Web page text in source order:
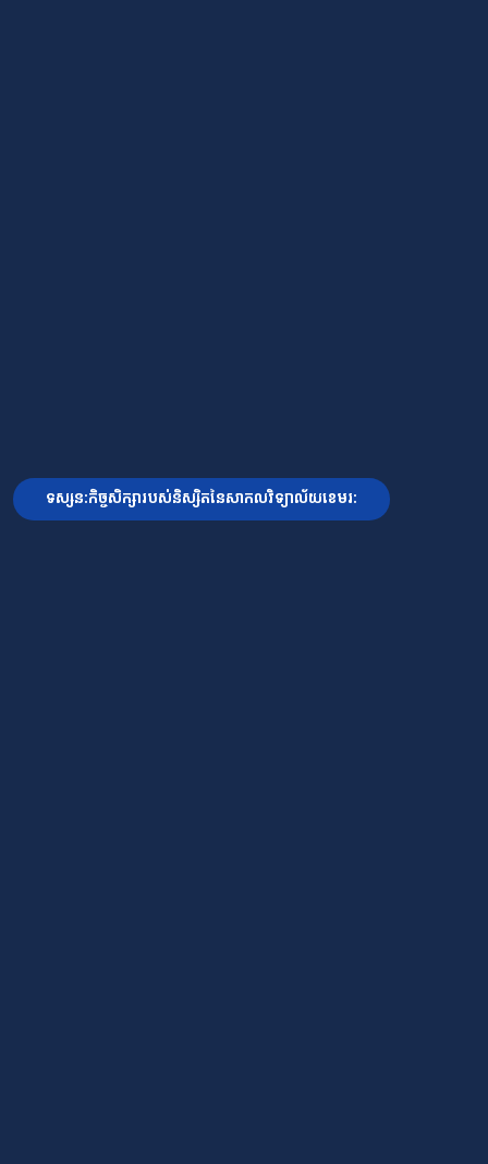
ទស្សនៈកិច្ចសិក្សារបស់និស្សិតនៃសាកលវិទ្យាល័យខេមរៈ